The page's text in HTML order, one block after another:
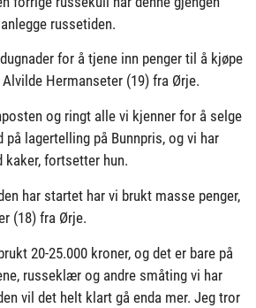
russetiden.
for å tjene inn penger til å kjøpe
Hermanseter (19) fra Ørje.
og ringt alle vi kjenner for å selge
på lagertelling på Bunnpris, og vi har
kaker, fortsetter hun.
har startet har vi brukt masse penger,
(18) fra Ørje.
20-25.000 kroner, og det er bare på
russeklær og andre småting vi har
vil det helt klart gå enda mer. Jeg tror